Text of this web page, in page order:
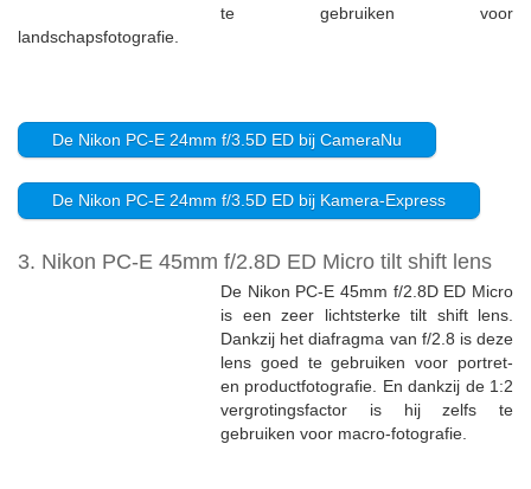
te gebruiken voor
landschapsfotografie.
De Nikon PC-E 24mm f/3.5D ED bij CameraNu
De Nikon PC-E 24mm f/3.5D ED bij Kamera-Express
3. Nikon PC-E 45mm f/2.8D ED Micro tilt shift lens
De Nikon PC-E 45mm f/2.8D ED Micro
is een zeer lichtsterke tilt shift lens.
Dankzij het diafragma van f/2.8 is deze
lens goed te gebruiken voor portret-
en productfotografie. En dankzij de 1:2
vergrotingsfactor is hij zelfs te
gebruiken voor macro-fotografie.